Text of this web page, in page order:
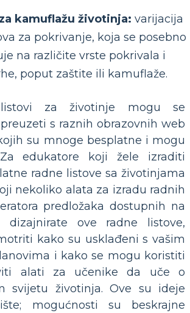
kamuflažu životinja: varijacija
za pokrivanje, koja se posebno
na različite vrste pokrivala i
poput zaštite ili kamuflaže.
za životinje mogu se
s raznih obrazovnih web
su mnoge besplatne i mogu
edukatore koji žele izraditi
radne listove sa životinjama
nekoliko alata za izradu radnih
predložaka dostupnih na
dizajnirate ove radne listove,
kako su usklađeni s vašim
i kako se mogu koristiti
alati za učenike da uče o
svijetu životinja. Ove su ideje
mogućnosti su beskrajne